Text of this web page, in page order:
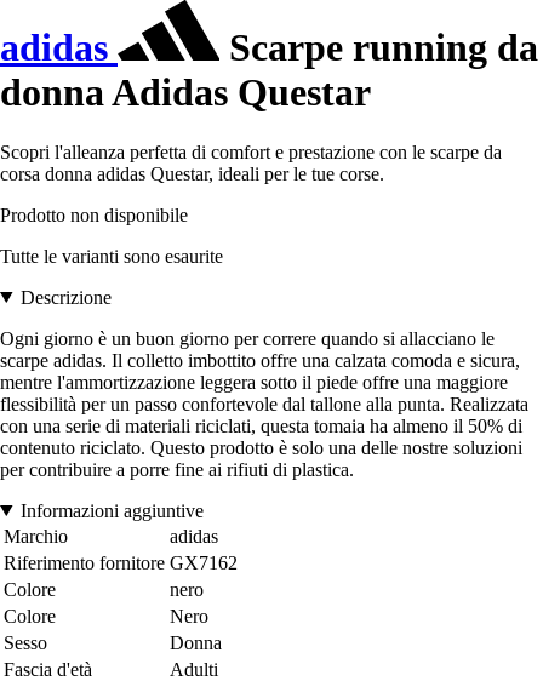
adidas
Scarpe running da
donna Adidas Questar
Scopri l'alleanza perfetta di comfort e prestazione con le scarpe da
corsa donna adidas Questar, ideali per le tue corse.
Prodotto non disponibile
Tutte le varianti sono esaurite
Descrizione
Ogni giorno è un buon giorno per correre quando si allacciano le
scarpe adidas. Il colletto imbottito offre una calzata comoda e sicura,
mentre l'ammortizzazione leggera sotto il piede offre una maggiore
flessibilità per un passo confortevole dal tallone alla punta. Realizzata
con una serie di materiali riciclati, questa tomaia ha almeno il 50% di
contenuto riciclato. Questo prodotto è solo una delle nostre soluzioni
per contribuire a porre fine ai rifiuti di plastica.
Informazioni aggiuntive
Marchio
adidas
Riferimento fornitore GX7162
Colore
nero
Colore
Nero
Sesso
Donna
Fascia d'età
Adulti